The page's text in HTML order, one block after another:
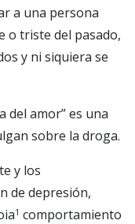
a una persona
o triste del pasado,
y ni siquiera se
del amor” es una
sobre la droga.
y los
de depresión,
1 comportamiento